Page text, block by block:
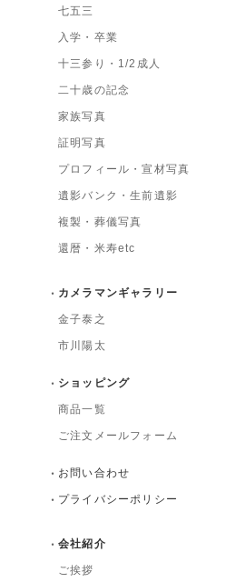
七五三
入学・卒業
十三参り・1/2成人
二十歳の記念
家族写真
証明写真
プロフィール・宣材写真
遺影バンク・生前遺影
複製・葬儀写真
還暦・米寿etc
カメラマンギャラリー
金子泰之
市川陽太
ショッピング
商品一覧
ご注文メールフォーム
お問い合わせ
プライバシーポリシー
会社紹介
ご挨拶